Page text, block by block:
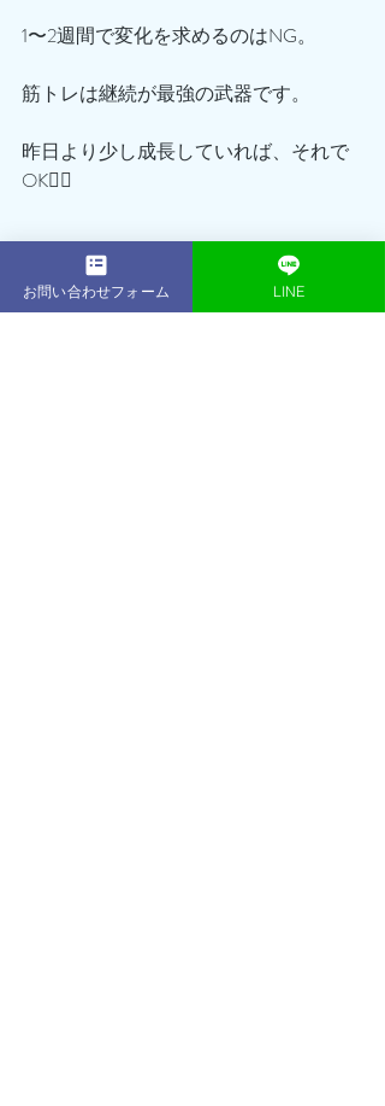
1〜2週間で変化を求めるのはNG。
筋トレは継続が最強の武器です。
昨日より少し成長していれば、それで
OK🙆‍♂️
筋トレは「正しく動く・しっかり食べ
る・ちゃんと休む」が基本！
お問い合わせフォーム LINE